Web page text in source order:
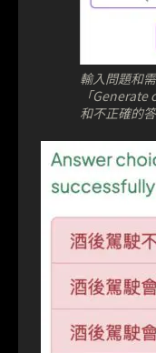
輸入問題和
「
和不正確的